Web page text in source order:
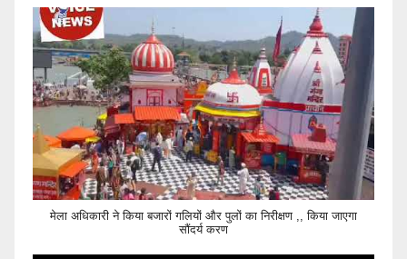
मेला अधिकारी ने किया बजारों गलियों और पुलों का निरीक्षण ,, किया जाएगा
सौंदर्य करण